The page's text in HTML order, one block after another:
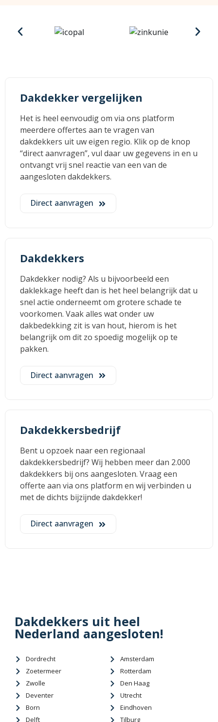
Dakdekker vergelijken
Het is heel eenvoudig om via ons platform
meerdere offertes aan te vragen van
dakdekkers uit uw eigen regio. Klik op de knop
“direct aanvragen”, vul daar uw gegevens in en u
ontvangt vrij snel reactie van een van de
aangesloten dakdekkers.
Direct aanvragen
Dakdekkers
Dakdekker nodig? Als u bijvoorbeeld een
daklekkage heeft dan is het heel belangrijk dat u
snel actie onderneemt om grotere schade te
voorkomen. Vaak alles wat onder uw
dakbedekking zit is van hout, hierom is het
belangrijk om dit zo spoedig mogelijk op te
pakken.
Direct aanvragen
Dakdekkersbedrijf
Bent u opzoek naar een regionaal
dakdekkersbedrijf? Wij hebben meer dan 2.000
dakdekkers bij ons aangesloten. Vraag een
offerte aan via ons platform en wij verbinden u
met de dichts bijzijnde dakdekker!
Direct aanvragen
Dakdekkers uit heel
Nederland aangesloten!
Dordrecht
Zoetermeer
Zwolle
Deventer
Born
Delft
Amsterdam
Rotterdam
Den Haag
Utrecht
Eindhoven
Tilburg